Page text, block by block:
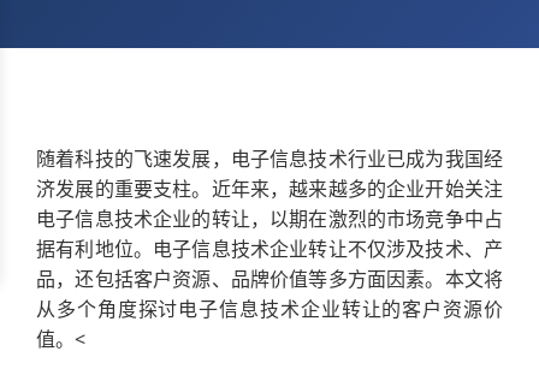
随着科技的飞速发展，电子信息技术行业已成为我国经
济发展的重要支柱。近年来，越来越多的企业开始关注
电子信息技术企业的转让，以期在激烈的市场竞争中占
据有利地位。电子信息技术企业转让不仅涉及技术、产
品，还包括客户资源、品牌价值等多方面因素。本文将
从多个角度探讨电子信息技术企业转让的客户资源价
值。<